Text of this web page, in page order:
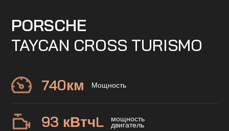
PORSCHE
TAYCAN CROSS TURISMO
740км Мощность
93 кВтчL мощность
двигатель